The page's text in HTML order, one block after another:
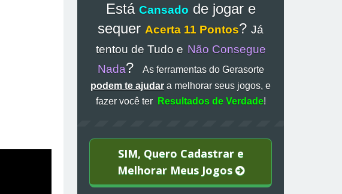
Está Cansado de jogar e
sequer Acerta 11 Pontos? Já
tentou de Tudo e Não Consegue
Nada?
As ferramentas do Gerasorte
podem te ajudar a melhorar seus jogos, e
fazer você ter
Resultados de Verdade!
SIM, Quero Cadastrar e
Melhorar Meus Jogos